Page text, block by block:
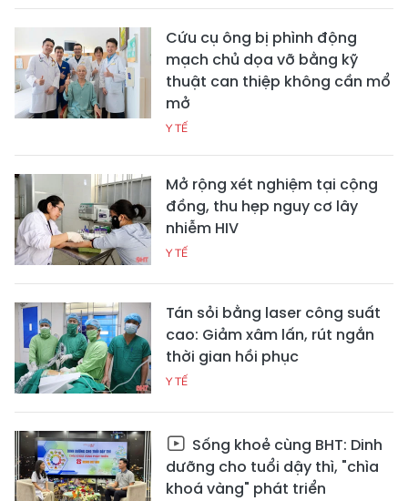
Cứu cụ ông bị phình động
mạch chủ dọa vỡ bằng kỹ
thuật can thiệp không cần mổ
mở
Y TẾ
Mở rộng xét nghiệm tại cộng
đồng, thu hẹp nguy cơ lây
nhiễm HIV
Y TẾ
Tán sỏi bằng laser công suất
cao: Giảm xâm lấn, rút ngắn
thời gian hồi phục
Y TẾ
Sống khoẻ cùng BHT: Dinh
dưỡng cho tuổi dậy thì, "chìa
khoá vàng" phát triển